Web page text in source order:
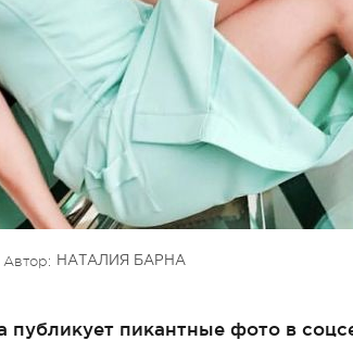
Автор: НАТАЛИЯ БАРНА
публикует пикантные фото в